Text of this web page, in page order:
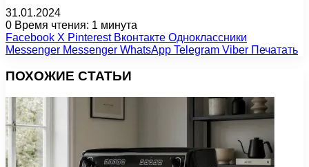
31.01.2024
0 Время чтения: 1 минута
Facebook X Pinterest Вконтакте Одноклассники
Messenger Messenger WhatsApp Telegram Viber Печатать
ПОХОЖИЕ СТАТЬИ